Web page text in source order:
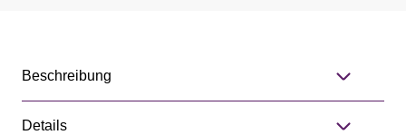
Beschreibung
Details